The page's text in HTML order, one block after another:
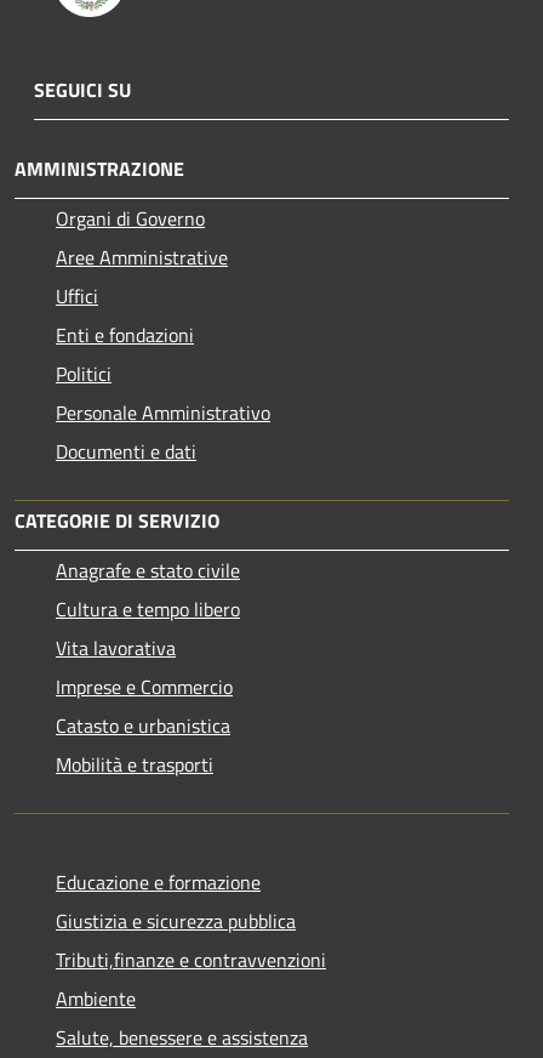
SEGUICI SU
AMMINISTRAZIONE
Organi di Governo
Aree Amministrative
Uffici
Enti e fondazioni
Politici
Personale Amministrativo
Documenti e dati
CATEGORIE DI SERVIZIO
Anagrafe e stato civile
Cultura e tempo libero
Vita lavorativa
Imprese e Commercio
Catasto e urbanistica
Mobilità e trasporti
Educazione e formazione
Giustizia e sicurezza pubblica
Tributi,finanze e contravvenzioni
Ambiente
Salute, benessere e assistenza